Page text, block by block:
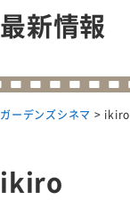
最新情報
ガーデンズシネマ > ikiro
ikiro